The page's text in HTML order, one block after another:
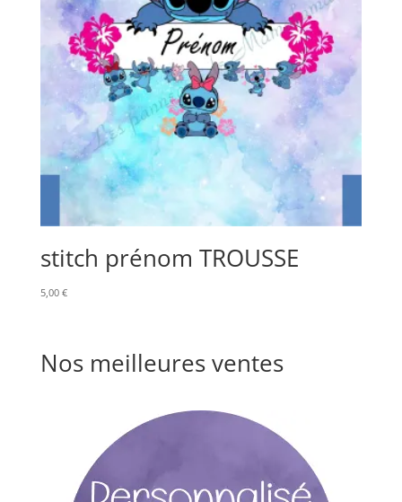
stitch prénom TROUSSE
5,00 €
Nos meilleures ventes